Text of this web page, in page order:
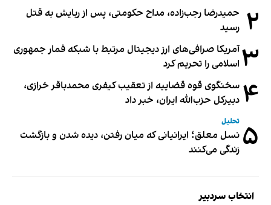
۲ حمیدرضا رجب‌زاده، مداح حکومتی، پس از ربایش به قتل
رسید
۳آمریکا صرافی‌های ارز دیجیتال مرتبط با شبکه قمار جمهوری
اسلامی را تحریم کرد
۴ سخنگوی قوه قضاییه از تعقیب کیفری محمدباقر خرازی،
دبیر‌کل حزب‌الله ایران، خبر داد
۵ تحلیل
نسل معلق؛ ایرانیانی که میان رفتن، دیده شدن و بازگشت
زندگی می‌کنند
انتخاب سردبیر